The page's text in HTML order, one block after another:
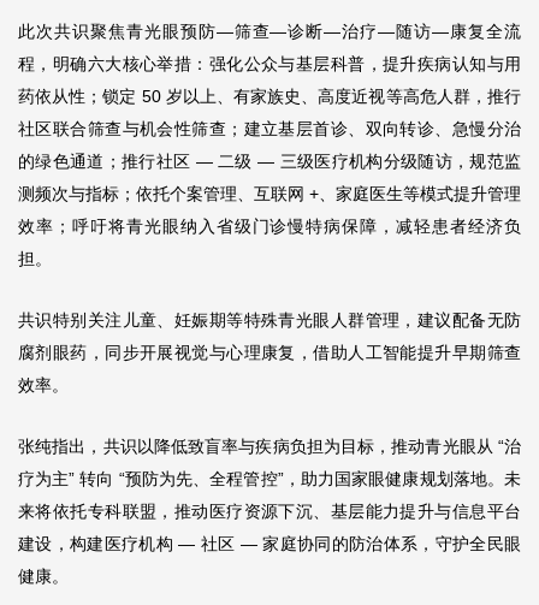
此次共识聚焦青光眼预防—筛查—诊断—治疗—随访—康复全流
程，明确六大核心举措：强化公众与基层科普，提升疾病认知与用
药依从性；锁定 50 岁以上、有家族史、高度近视等高危人群，推行
社区联合筛查与机会性筛查；建立基层首诊、双向转诊、急慢分治
的绿色通道；推行社区 — 二级 — 三级医疗机构分级随访，规范监
测频次与指标；依托个案管理、互联网 +、家庭医生等模式提升管理
效率；呼吁将青光眼纳入省级门诊慢特病保障，减轻患者经济负
担。
共识特别关注儿童、妊娠期等特殊青光眼人群管理，建议配备无防
腐剂眼药，同步开展视觉与心理康复，借助人工智能提升早期筛查
效率。
张纯指出，共识以降低致盲率与疾病负担为目标，推动青光眼从 “治
疗为主” 转向 “预防为先、全程管控”，助力国家眼健康规划落地。未
来将依托专科联盟，推动医疗资源下沉、基层能力提升与信息平台
建设，构建医疗机构 — 社区 — 家庭协同的防治体系，守护全民眼
健康。